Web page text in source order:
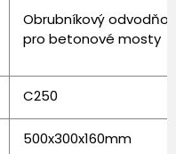
Obrubníkový
pro betonové mosty
C250
500x300x160mm